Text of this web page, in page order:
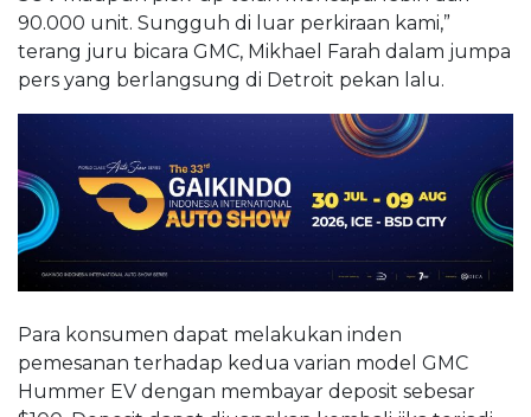
90.000 unit. Sungguh di luar perkiraan kami,”
terang juru bicara GMC, Mikhael Farah dalam jumpa
pers yang berlangsung di Detroit pekan lalu.
Para konsumen dapat melakukan inden
pemesanan terhadap kedua varian model GMC
Hummer EV dengan membayar deposit sebesar